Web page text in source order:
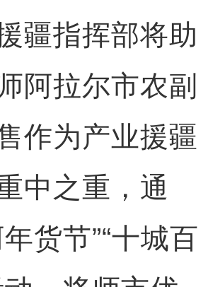
疆指挥部将助
阿拉尔市农副
作为产业援疆
中之重，通
货节”“十城百